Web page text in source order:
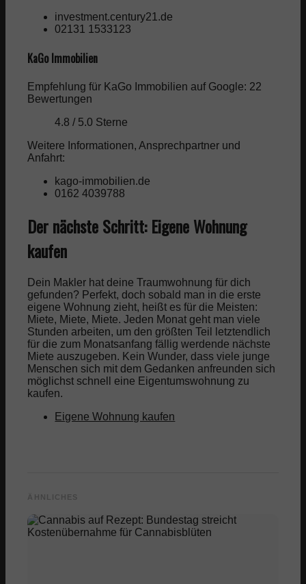
investment.century21.de
02131 1533123
KaGo Immobilien
Empfehlung für KaGo Immobilien auf Google: 22
Bewertungen
4.8 / 5.0 Sterne
Weitere Informationen, Ansprechpartner und
Anfahrt:
kago-immobilien.de
0162 4039788
Der nächste Schritt: Eigene Wohnung
kaufen
Dein Makler hat deine Traumwohnung für dich
gefunden? Perfekt, doch sobald man in die erste
eigene Wohnung zieht, heißt es für die Meisten:
Miete, Miete, Miete. Jeden Monat geht man viele
Stunden arbeiten, um den größten Teil letztendlich
für die zum Monatsanfang fällig werdende nächste
Miete auszugeben. Kein Wunder, dass viele junge
Menschen sich mit dem Gedanken anfreunden sich
möglichst schnell eine Eigentumswohnung zu
kaufen.
Eigene Wohnung kaufen
ÄHNLICHES